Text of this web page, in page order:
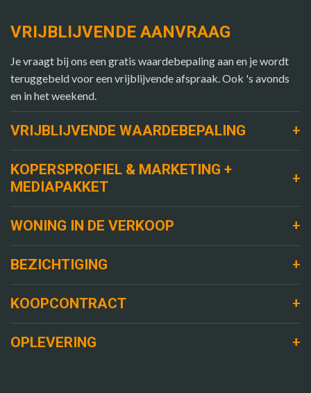
VRIJBLIJVENDE AANVRAAG
Je vraagt bij ons een gratis waardebepaling aan en je wordt
teruggebeld voor een vrijblijvende afspraak. Ook 's avonds
en in het weekend.
VRIJBLIJVENDE WAARDEBEPALING +
KOPERSPROFIEL & MARKETING +
MEDIAPAKKET
+
WONING IN DE VERKOOP +
BEZICHTIGING +
KOOPCONTRACT +
OPLEVERING +